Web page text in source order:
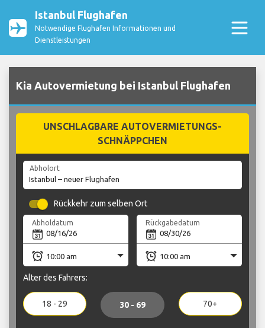
Istanbul Flughafen
Notwendige Flughafen Informationen und
Dienstleistungen
Kia Autovermietung bei Istanbul Flughafen
UNSCHLAGBARE AUTOVERMIETUNGS-
SCHNÄPPCHEN
Abholort
Rückkehr zum selben Ort
Abholdatum Rückgabedatum
Alter des Fahrers:
18 - 29 30 - 69 70+